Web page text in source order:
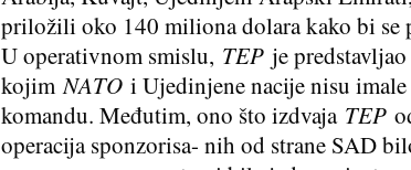
priložili oko 140 miliona dolara kako bi
U operativnom smislu, TEP je
kojimNATO i Ujedinjene nacije nisu
komandu. Međutim, ono što izdvaja TEP
operacija sponzorisa- nih od strane SAD